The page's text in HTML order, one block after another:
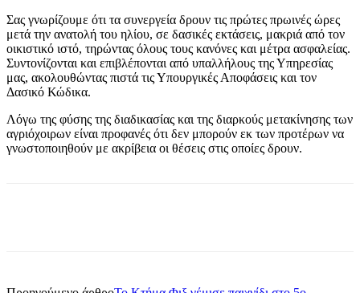
Σας γνωρίζουμε ότι τα συνεργεία δρουν τις πρώτες πρωινές ώρες
μετά την ανατολή του ηλίου, σε δασικές εκτάσεις, μακριά από τον
οικιστικό ιστό, τηρώντας όλους τους κανόνες και μέτρα ασφαλείας.
Συντονίζονται και επιβλέπονται από υπαλλήλους της Υπηρεσίας
μας, ακολουθώντας πιστά τις Υπουργικές Αποφάσεις και τον
Δασικό Κώδικα.
Λόγω της φύσης της διαδικασίας και της διαρκούς μετακίνησης των
αγριόχοιρων είναι προφανές ότι δεν μπορούν εκ των προτέρων να
γνωστοποιηθούν με ακρίβεια οι θέσεις στις οποίες δρουν.